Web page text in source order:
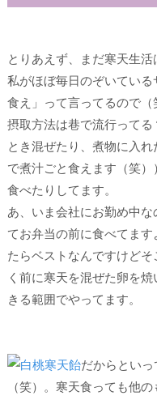
とりあえず、まだ寒天生活
私がほぼ毎日のぞいている
食え」って言ってるので（
摂取方法は巷で流行ってる
とき混ぜたり、煮物に入
で煮汁ごと食えます（笑）
食べたりしてます。
あ、いま会社にお勤め中
てお弁当の前に食べてま
たらベストなんですけど
く前に寒天を混ぜた卵を
きる範囲でやってます。
だからといっ
（笑）。 寒天食っても他